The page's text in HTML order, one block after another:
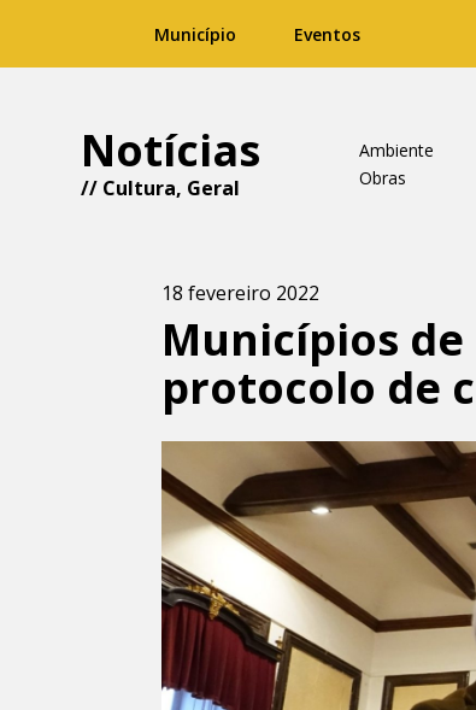
Município Eventos
Notícias
// Cultura, Geral
Ambiente
Obras
18 fevereiro 2022
Municípios
protocolo de